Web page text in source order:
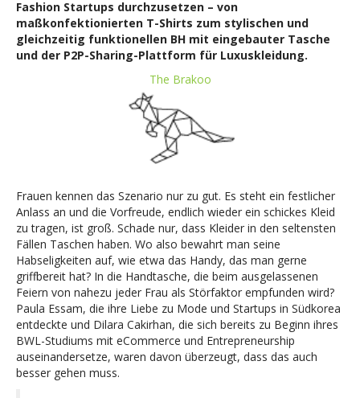
Fashion Startups durchzusetzen – von
maßkonfektionierten T-Shirts zum stylischen und
gleichzeitig funktionellen BH mit eingebauter Tasche
und der P2P-Sharing-Plattform für Luxuskleidung.
The Brakoo
Frauen kennen das Szenario nur zu gut. Es steht ein festlicher
Anlass an und die Vorfreude, endlich wieder ein schickes Kleid
zu tragen, ist groß. Schade nur, dass Kleider in den seltensten
Fällen Taschen haben. Wo also bewahrt man seine
Habseligkeiten auf, wie etwa das Handy, das man gerne
griffbereit hat? In die Handtasche, die beim ausgelassenen
Feiern von nahezu jeder Frau als Störfaktor empfunden wird?
Paula Essam, die ihre Liebe zu Mode und Startups in Südkorea
entdeckte und Dilara Cakirhan, die sich bereits zu Beginn ihres
BWL-Studiums mit eCommerce und Entrepreneurship
auseinandersetze, waren davon überzeugt, dass das auch
besser gehen muss.